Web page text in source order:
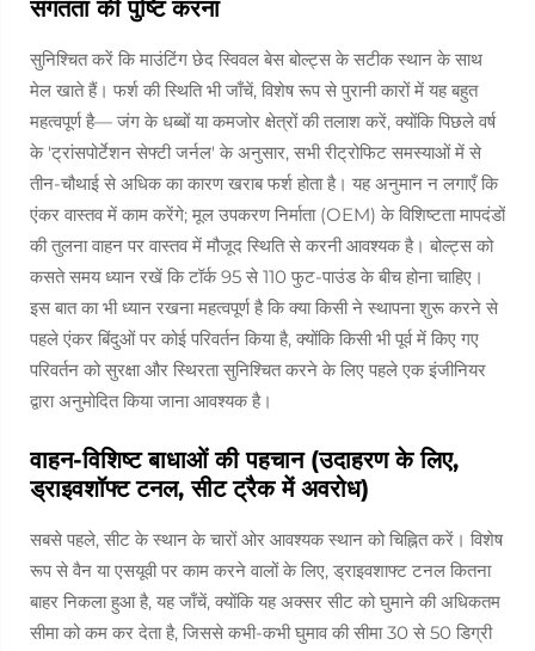
संगतता की पुष्टि करना
सुनिश्चित करें कि माउंटिंग छेद स्विवल बेस बोल्ट्स के सटीक स्थान के साथ
मेल खाते हैं। फर्श की स्थिति भी जाँचें, विशेष रूप से पुरानी कारों में यह बहुत
महत्वपूर्ण है— जंग के धब्बों या कमजोर क्षेत्रों की तलाश करें, क्योंकि पिछले वर्ष
के 'ट्रांसपोर्टेशन सेफ्टी जर्नल' के अनुसार, सभी रीट्रोफिट समस्याओं में से
तीन-चौथाई से अधिक का कारण खराब फर्श होता है। यह अनुमान न लगाएँ कि
एंकर वास्तव में काम करेंगे; मूल उपकरण निर्माता (OEM) के विशिष्टता मापदंडों
की तुलना वाहन पर वास्तव में मौजूद स्थिति से करनी आवश्यक है। बोल्ट्स को
कसते समय ध्यान रखें कि टॉर्क 95 से 110 फुट-पाउंड के बीच होना चाहिए।
इस बात का भी ध्यान रखना महत्वपूर्ण है कि क्या किसी ने स्थापना शुरू करने से
पहले एंकर बिंदुओं पर कोई परिवर्तन किया है, क्योंकि किसी भी पूर्व में किए गए
परिवर्तन को सुरक्षा और स्थिरता सुनिश्चित करने के लिए पहले एक इंजीनियर
द्वारा अनुमोदित किया जाना आवश्यक है।
वाहन-विशिष्ट बाधाओं की पहचान (उदाहरण के लिए,
ड्राइवशॉफ्ट टनल, सीट ट्रैक में अवरोध)
सबसे पहले, सीट के स्थान के चारों ओर आवश्यक स्थान को चिह्नित करें। विशेष
रूप से वैन या एसयूवी पर काम करने वालों के लिए, ड्राइवशाफ्ट टनल कितना
बाहर निकला हुआ है, यह जाँचें, क्योंकि यह अक्सर सीट को घुमाने की अधिकतम
सीमा को कम कर देता है, जिससे कभी-कभी घुमाव की सीमा 30 से 50 डिग्री